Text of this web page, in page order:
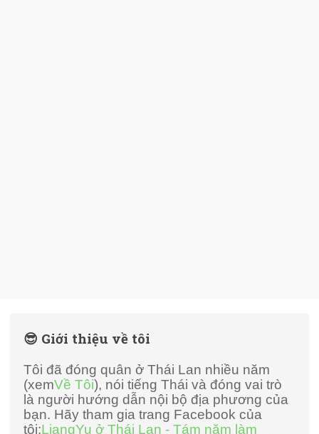
😎 Giới thiệu về tôi
Tôi đã đóng quân ở Thái Lan nhiều năm
(xemVề Tôi), nói tiếng Thái và đóng vai trò
là người hướng dẫn nội bộ địa phương của
bạn. Hãy tham gia trang Facebook của
tôi:LiangYu ở Thái Lan - Tám năm làm